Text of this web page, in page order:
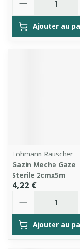
Ajouter au
Lohmann Rauscher
Gazin Meche Gaze
Sterile 2cmx5m
4,22 €
Ajouter au